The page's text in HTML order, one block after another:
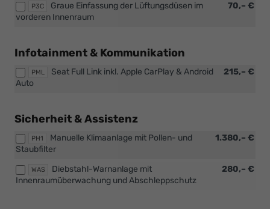
P3C 70,– €
Graue Einfassung der Lüftungsdüsen im
vorderen Innenraum
Infotainment & Kommunikation
PML 215,– €
Seat Full Link inkl. Apple CarPlay & Android
Auto
Sicherheit & Assistenz
PH1 1.380,– €
Manuelle Klimaanlage mit Pollen- und
Staubfilter
WAS 280,– €
Diebstahl-Warnanlage mit
Innenraumüberwachung und Abschleppschutz